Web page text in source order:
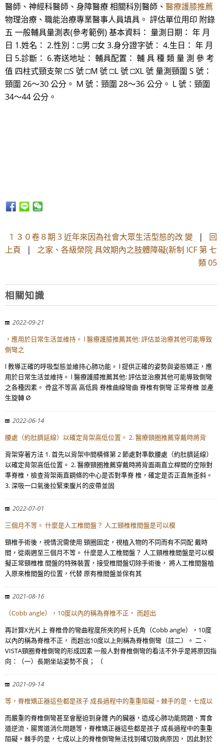
醫師、神經科醫師、身障醫療 相關科別醫師、 醫療護膝推薦
物理治療、職能治療專業醫事人員填具。 評估單位用印 附錄
五 一般輔具量測表(參考範例) 基本資料： 量測日期： 年 月
日 1.姓名： 2.性別：□男 □女 3.身分證字號： 4.生日： 年 月
日 5.診斷： 6.寄送地址： 輔具配置： 輔 具 種 類 量 測 參 考
值 四柱式頸支架 □S 號 □M 號 □L 號 □XL 號 量測頸圍 S 號：
頸圍 26～30 公分。 M 號：頸圍 28～36 公分。 L 號：頸圍
34～44 公分。
1 ３０卷８期 3 近年來因為社會大眾生活型態的改 變 | 回
上頁 | 之家、各級榮院 具效期內之肢體障礙(新制 ICF 第 七
類 05
相關知識
2022-09-21
，應用於日常生活並維持。 l 醫療護膝推薦其他: 評估並治療其他可能導致
側彎之
l 教導正確的呼吸型態並維持心肺功能。 l 提供正確的姿勢與姿態矯正，應
用於日常生活並維持。 l 醫療護膝推薦其他: 評估並治療其他可能導致側彎
之各種因素。 骨盆不等高 高低肩 脊椎曲線彎曲 脊椎有側彎 正常脊椎 並產
生旋轉 Ø
2022-06-14
腰處（約肚臍延線）以確定背架高低位置。 2. 醫療頸圈推薦穿戴時將背
背架穿著方法 1. 首先以背架中間橫條第 2 節處對準軟腰處（約肚臍延線）
以確定背架高低位置。 2. 醫療頸圈推薦穿戴時將背面兩直立桿間的空隙對
準脊椎，檢查背架兩直鋼條的中心是否對準脊 椎，確定是否正直無歪斜。
3. 深吸一口氣後拉緊束腹片的皮帶並固
2022-07-01
三個月不等。 什麼是人工椎間盤？ 人工頸椎椎間盤是可以模
頸椎手術後，視情況需使用 頸圈固定，視植入物的不同而有不同配 戴時
間，從兩週至三個月不等。 什麼是人工椎間盤？ 人工頸椎椎間盤是可以模
擬正常頸椎椎 間盤的特殊裝置，接受椎間盤切除手術後， 將人工椎間盤植
入原來椎間盤的位置，代替 原有椎間盤並保有其
2021-08-16
（Cobb angle），10度以內的稱為脊椎不正， 而超出
再計算X光片上 脊椎骨的彎曲程度所夾的柯卜氏角（Cobb angle），10度
以內的稱為脊椎不正， 而超出10度以上則稱為脊椎側彎（註二）。 二、
VISTA頸圈脊椎側彎的形成因素 一般人對脊椎側彎的看法不外乎是將原因指
向：（一）長期坐站姿勢不良； （
2021-09-14
等，脊椎矯正器這些都是孩子 成長過程中的重重阻礙。棘手的是，七成以
而嚴重的脊椎側彎甚至會壓迫到身體 內的臟器，造成心肺功能問題、胃食
道逆流、腸胃道消化問題等，脊椎矯正器這些都是孩子 成長過程中的重重
阻礙。棘手的是，七成以上的脊椎側彎無法找到確切致病原因， 因此對於